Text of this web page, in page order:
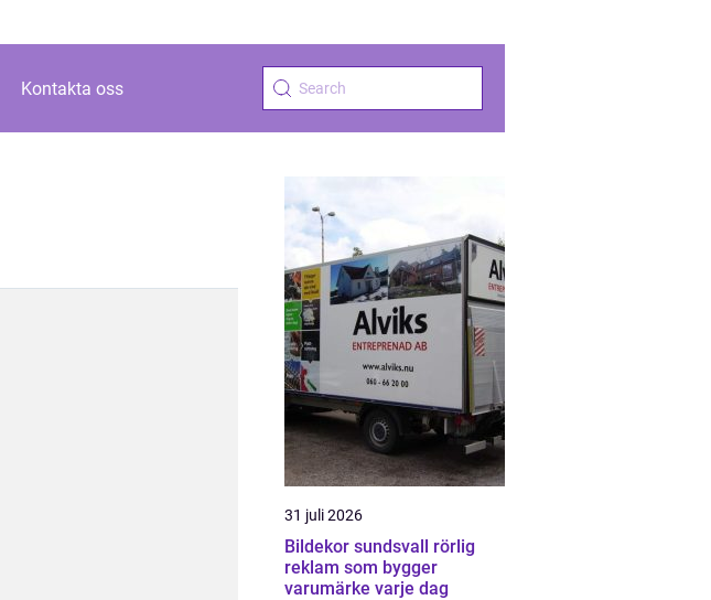
Kontakta oss
31 juli 2026
Bildekor sundsvall rörlig
reklam som bygger
varumärke varje dag